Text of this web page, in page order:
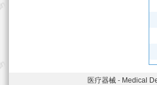
医疗器械 - Medical